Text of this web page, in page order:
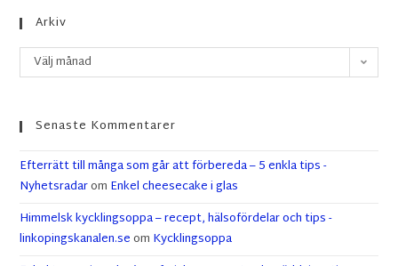
Arkiv
Välj månad
Senaste Kommentarer
Efterrätt till många som går att förbereda – 5 enkla tips -
Nyhetsradarom Enkel cheesecake i glas
Himmelsk kycklingsoppa – recept, hälsofördelar och tips -
linkopingskanalen.seom Kycklingsoppa